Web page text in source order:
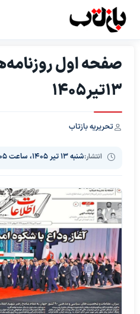
صفحه اول
13تیر1405
تحریریه بازتاب
انتشار:شنبه ۱۳ تیر ۱۴۰۵، ساعت ۸:۰۵